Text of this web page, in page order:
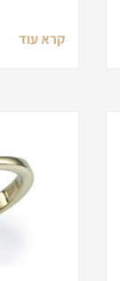
קרא עוד